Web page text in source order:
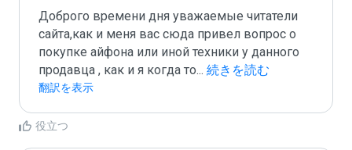
Доброго времени дня уважаемые читатели
сайта,как и меня вас сюда привел вопрос о
покупке айфона или иной техники у данного
продавца , как и я когда то... 続きを読む
翻訳を表示
役立つ